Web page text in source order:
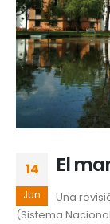
14
Jun
El
Una
(Sistema